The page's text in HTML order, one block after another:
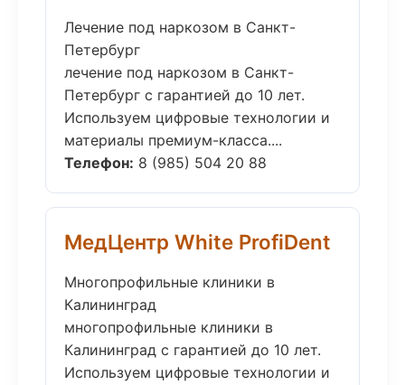
Лечение под наркозом в Санкт-
Петербург
лечение под наркозом в Санкт-
Петербург с гарантией до 10 лет.
Используем цифровые технологии и
материалы премиум-класса....
Телефон: 8 (985) 504 20 88
МедЦентр White ProfiDent
Многопрофильные клиники в
Калининград
многопрофильные клиники в
Калининград с гарантией до 10 лет.
Используем цифровые технологии и